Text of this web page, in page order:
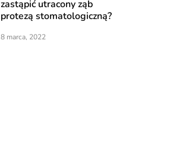
zastąpić utracony ząb
protezą stomatologiczną?
8 marca, 2022